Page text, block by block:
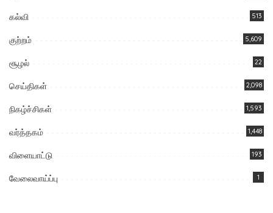
கல்வி 513
குற்றம் 5,609
சூழல் 22
செய்திகள் 2,098
நிகழ்ச்சிகள் 1,593
வர்த்தகம் 1,448
விளையாட்டு 193
வேலைவாய்ப்பு 1